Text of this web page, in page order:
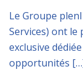
Le Groupe
Services) ont le
exclusive
opportunités